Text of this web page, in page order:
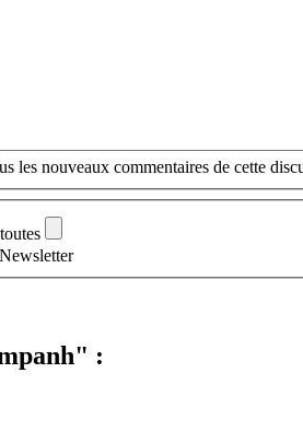
les nouveaux commentaires de cette
: